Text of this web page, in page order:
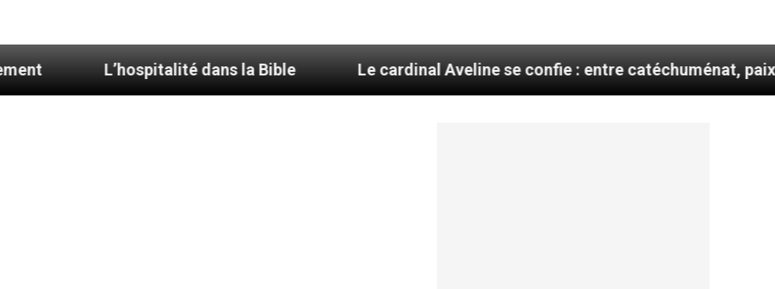
L’hospitalité dans la Bible Le cardinal Aveline se confie : entre catéchuménat, paix et défis